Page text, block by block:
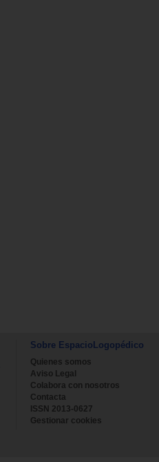
Sobre EspacioLogopédico
Quienes somos
Aviso Legal
Colabora con nosotros
Contacta
ISSN 2013-0627
Gestionar cookies